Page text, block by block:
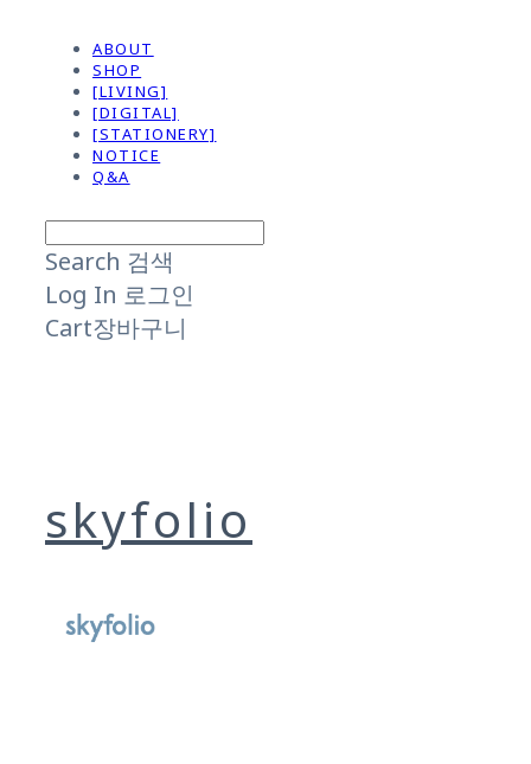
ABOUT
SHOP
[LIVING]
[DIGITAL]
[STATIONERY]
NOTICE
Q&A
Search 검색
Log In 로그인
Cart장바구니
skyfolio